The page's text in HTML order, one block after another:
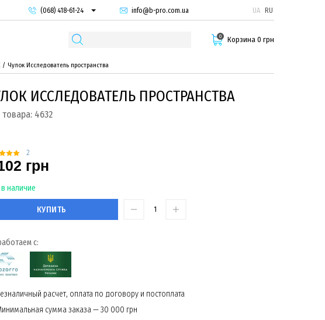
(068) 418-61-24
(095) 987-29-55
info@b-pro.com.ua UA RU
0 Корзина 0 грн
Чулок Исследователь пространства
ИССЛЕДОВАТЕЛЬ ПРОСТРАНСТВА
4632
2
грн
в наличие
КУПИТЬ
с:
расчет, оплата по договору и постоплата
сумма заказа — 30 000 грн